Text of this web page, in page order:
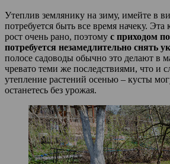
Утеплив землянику на зиму, имейте в
потребуется быть все время начеку. Эта
рост очень рано, поэтому с приходом
потребуется незамедлительно снять
полосе садоводы обычно это делают в
чревато теми же последствиями, что и
утепление растений осенью – кусты
останетесь без урожая.